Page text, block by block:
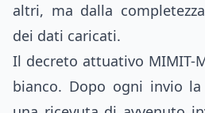
altri, ma dalla
dei dati caricati.
Il decreto attuativo MIMIT-
bianco. Dopo ogni invio